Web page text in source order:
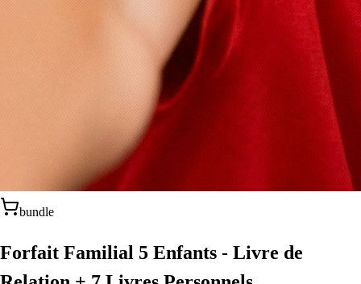
bundle
Forfait Familial 5 Enfants - Livre de